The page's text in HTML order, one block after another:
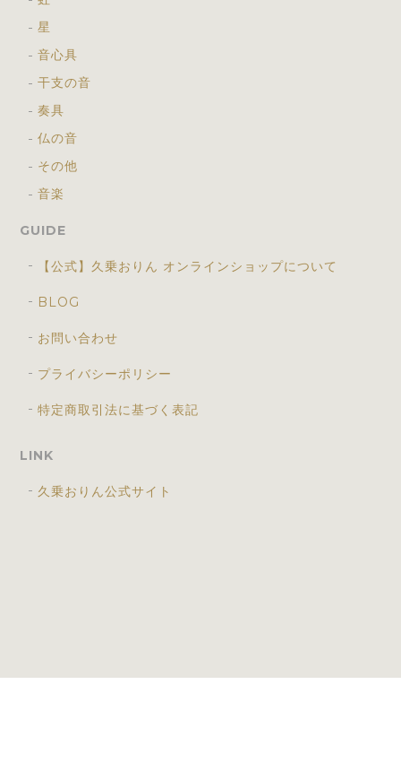
星
音心具
干支の音
奏具
仏の音
その他
音楽
GUIDE
【公式】久乗おりん オンラインショップについて
BLOG
お問い合わせ
プライバシーポリシー
特定商取引法に基づく表記
LINK
久乗おりん公式サイト